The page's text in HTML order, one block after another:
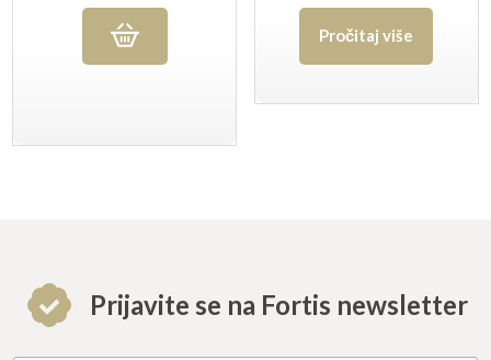
Pročitaj više
Prijavite se na Fortis newsletter